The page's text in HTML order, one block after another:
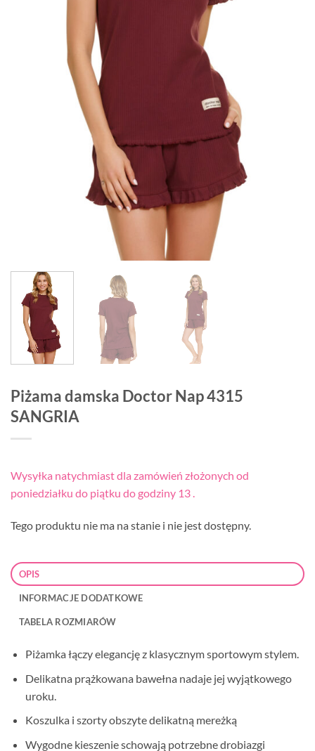
Piżama damska Doctor Nap 4315
SANGRIA
Wysyłka natychmiast dla zamówień złożonych od
poniedziałku do piątku do godziny 13 .
Tego produktu nie ma na stanie i nie jest dostępny.
OPIS
INFORMACJE DODATKOWE
TABELA ROZMIARÓW
Piżamka łączy elegancję z klasycznym sportowym stylem.
Delikatna prążkowana bawełna nadaje jej wyjątkowego
uroku.
Koszulka i szorty obszyte delikatną mereżką
Wygodne kieszenie schowają potrzebne drobiazgi